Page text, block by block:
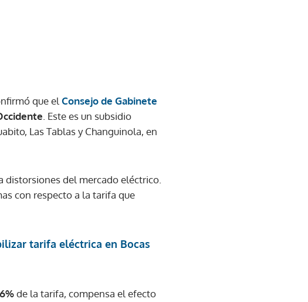
que el Consejo de Gabinete
. Este es un subsidio
Las Tablas y Changuinola, en
distorsiones del mercado eléctrico.
con respecto a la tarifa que
tarifa eléctrica en Bocas
de la tarifa, compensa el efecto